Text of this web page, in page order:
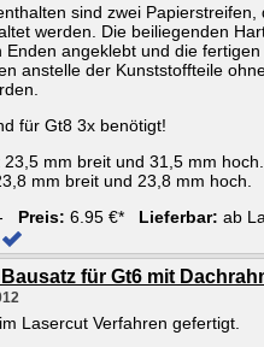
sind zwei Papierstreifen,
werden. Die beiliegenden
Enden angeklebt und die fertigen
anstelle der Kunststoffteile
für Gt8 3x benötigt!
mm breit und 31,5 mm
mm breit und 23,8 mm hoch.
Preis: 6.95 €* Lieferbar: ab
für Gt6 mit
Lasercut Verfahren gefertigt.